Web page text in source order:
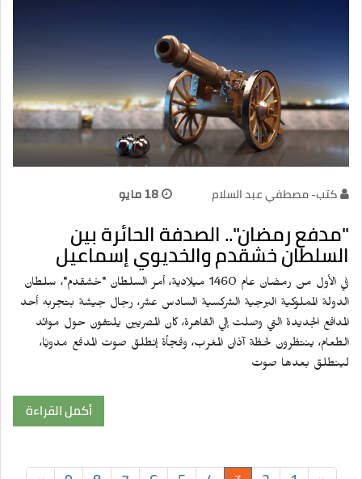
كتب- مصطفي عبد السلام
"مدفع رمضان".. الصدفة الحائرة بين
السلطان خشقدم والخديوي إسماعيل
في الأول من رمضان عام 1460 ميلادية، أمر السلطان "خشقدم"، سلطان
الدولة المملوكية البرجية الشركسية السادس عشر، رجال جيشة بتجربه أحد
المدافع الجديدة التي وصلت إلي القاهرة، كان المصريين يلتفون حول موائد
الطعام، ينتظرون لحظة آذان المغرب، وفجأة إنطلق صوت المدفع مدويًا،
لينطلق بعدها صوت
أكمل القراءة